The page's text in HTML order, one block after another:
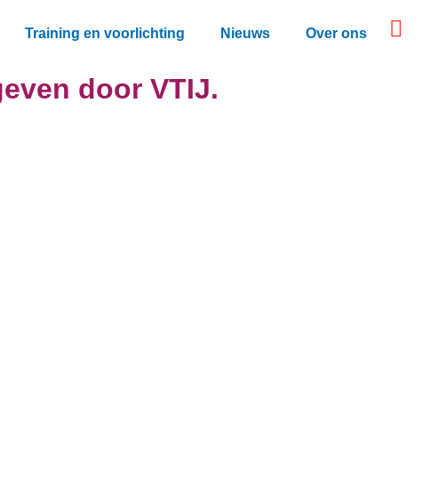
Training en voorlichting Nieuws Over ons
door VTIJ.